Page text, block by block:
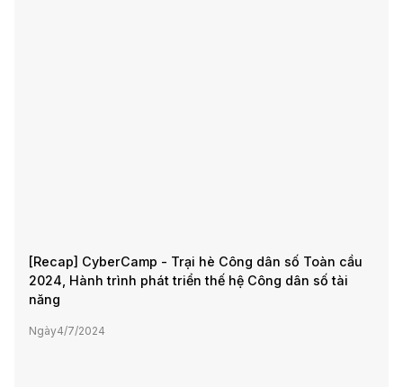
[Recap] CyberCamp - Trại hè Công dân số Toàn cầu
2024, Hành trình phát triển thế hệ Công dân số tài
năng
Ngày4/7/2024